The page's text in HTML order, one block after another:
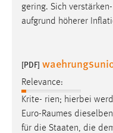
gering. Sich
aufgrund höherer
[PDF]
Relevance:
Krite- rien; hierbei
Euro-Raumes
für die Staaten, die